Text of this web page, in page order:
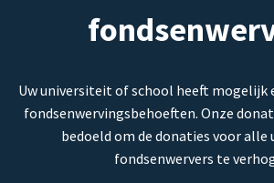
Uw universiteit of school heeft mogelijk
fondsenwervingsbehoeften. Onze
bedoeld om de donaties voor alle
fondsenwervers te